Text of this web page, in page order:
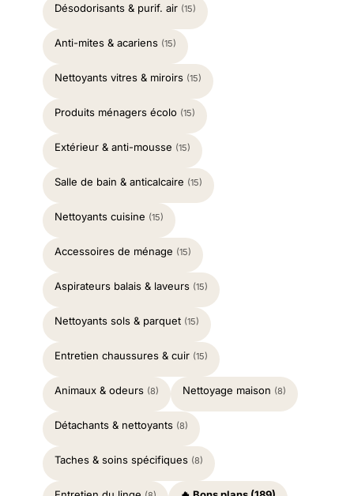
Désodorisants & purif. air (15)
Anti-mites & acariens (15)
Nettoyants vitres & miroirs (15)
Produits ménagers écolo (15)
Extérieur & anti-mousse (15)
Salle de bain & anticalcaire (15)
Nettoyants cuisine (15)
Accessoires de ménage (15)
Aspirateurs balais & laveurs (15)
Nettoyants sols & parquet (15)
Entretien chaussures & cuir (15)
Animaux & odeurs (8) Nettoyage maison (8)
Détachants & nettoyants (8)
Taches & soins spécifiques (8)